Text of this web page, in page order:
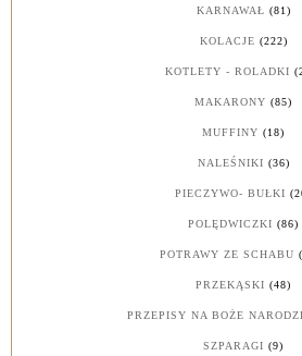
KARNAWAŁ (81)
KOLACJE (222)
KOTLETY - ROLADKI
MAKARONY (85)
MUFFINY (18)
NALEŚNIKI (36)
PIECZYWO- BUŁKI
POLĘDWICZKI (86)
POTRAWY ZE SCHABU
PRZEKĄSKI (48)
PRZEPISY NA BOŻE
SZPARAGI (9)